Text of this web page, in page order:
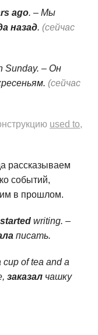
ago. – Мы
назад. (сейчас
Sunday. – Он
(сейчас
used to,
рассказываем
событий,
в прошлом.
started writing. –
писать.
cup of tea and a
заказал чашку